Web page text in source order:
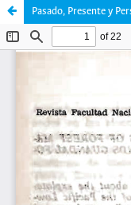
Pasado, Presente y